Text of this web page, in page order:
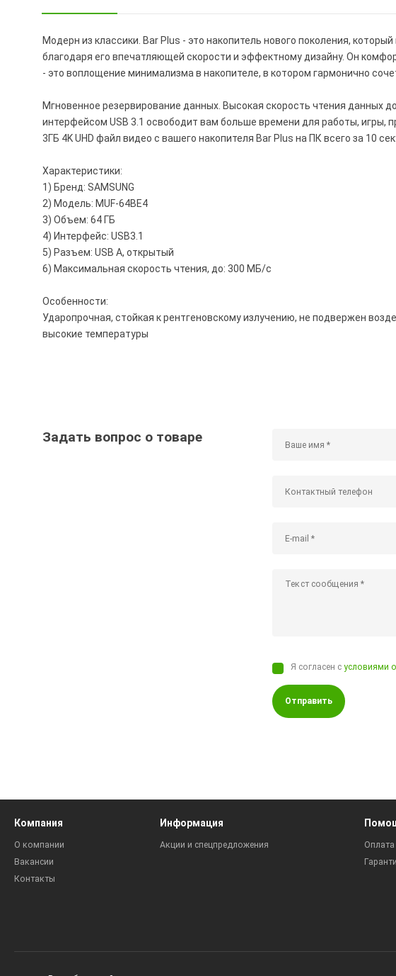
Модерн из классики. Bar Plus - это накопитель нового поколения,
благодаря его впечатляющей скорости и эффектному дизайну. Он
- это воплощение минимализма в накопителе, в котором гармонично
Мгновенное резервирование данных. Высокая скорость чтения данных
интерфейсом USB 3.1 освободит вам больше времени для работы, игры,
3ГБ 4K UHD файл видео с вашего накопителя Bar Plus на ПК всего за 10
Характеристики:
1) Бренд: SAMSUNG
2) Модель: MUF-64BE4
3) Объем: 64 ГБ
4) Интерфейс: USB3.1
5) Разъем: USB А, открытый
6) Максимальная скорость чтения, до: 300 МБ/с
Особенности:
Ударопрочная, стойкая к рентгеновскому излучению, не подвержен
высокие температуры
Задать вопрос о товаре
Я согласен сусловиями
Отправить
Компания
О компании
Вакансии
Контакты
Информация
Акции и спецпредложения